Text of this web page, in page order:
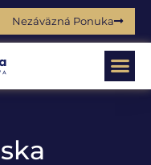
Nezáväzná Ponuka